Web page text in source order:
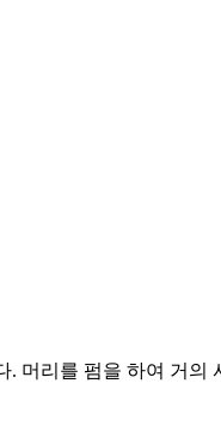
머리를 펌을 하여 거의